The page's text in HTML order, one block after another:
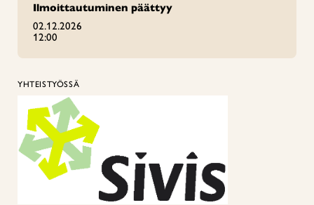
Ilmoittautuminen päättyy
02.12.2026
12:00
YHTEISTYÖSSÄ